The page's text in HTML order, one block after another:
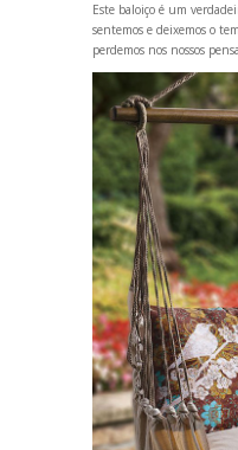
Este baloiço é um
sentemos e deixemos o
perdemos nos nossos